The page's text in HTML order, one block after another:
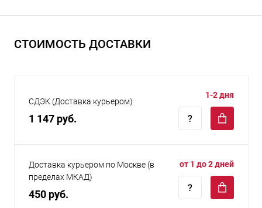
СТОИМОСТЬ ДОСТАВКИ
СДЭК (Доставка курьером)
1 147 руб.
1-2 дня
Доставка курьером по Москве (в
пределах МКАД)
450 руб.
от 1 до 2 дней